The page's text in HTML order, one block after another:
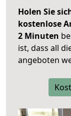
Holen Sie
kostenlose
2 Minuten
ist, dass all
angeboten